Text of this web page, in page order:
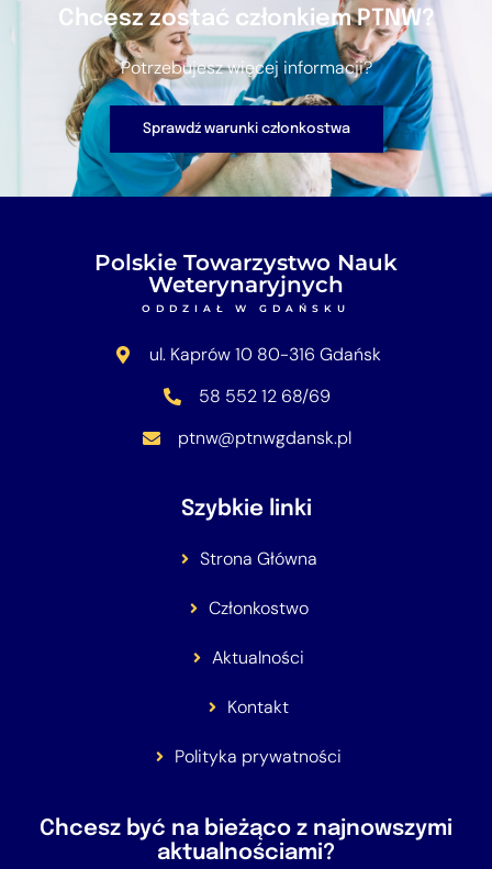
Chcesz zostać członkiem PTNW?
Potrzebujesz więcej informacji?
Sprawdź warunki członkostwa
Polskie Towarzystwo Nauk
Weterynaryjnych
ODDZIAŁ W GDAŃSKU
ul. Kaprów 10 80-316 Gdańsk
58 552 12 68/69
ptnw@ptnwgdansk.pl
Szybkie linki
Strona Główna
Członkostwo
Aktualności
Kontakt
Polityka prywatności
Chcesz być na bieżąco z najnowszymi
aktualnościami?